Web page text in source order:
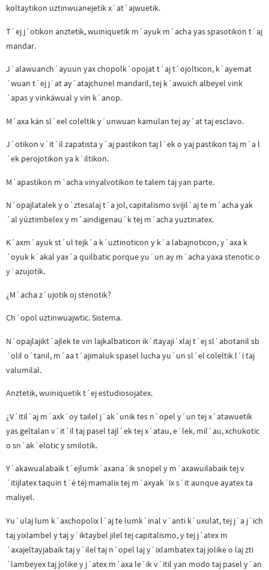
koltaytikon uztinwuanejetik x´at´ajwuetik.
T´ej j´otikon anztetik, wuiniquetik m´ayuk m´acha yas spasotikon t´aj
mandar.
J´alawuanch´ayuun yax chopolk´opojat t´aj t´ojolticon, k´ayemat
´wuan t´ej j´at ay´atajchunel mandaril, tej k´awuich albeyel vink
´apas y vinkáwual y vin k´anop.
M´axa kán sl´eel coleltik y´unwuan kamulan tej ay´at taj esclavo.
J´otikon v´it´il zapatista y´aj pastikon taj l´ek o yaj pastikon taj m´a l
´ek perojotikon ya k´iltikon.
M´apastikon m´acha vinyalvotikon te talem taj yan parte.
N´opajlatalek y o´ztesalaj t´a jol, capitalismo svijil´aj te m´acha yak
´al yúztimbelex y m´aindigenau´k tej m´acha yuztinatex.
K´axm´ayuk st´ul tejk´a k´uztinoticon y k´a labajnoticon, y´axa k
´oyuk k´akal yax´a quilbatic porque yu´un ay m´acha yaxa stenotic o
y´azujotik.
¿M´acha z´ujotik oj stenotik?
Ch´opol uztinwuajwtic. Sistema.
N´opajlajikt´ajlek te vin lajkalbaticon ik´itayaji´xlaj t´ej sl´abotanil sb
´olil o´tanil, m´aa t´ajimaluk spasel lucha yu´un sl´el coleltik l´í taj
valumilal.
Anztetik, wuiniquetik t´ej estudiosojatex.
¿V´itil´aj m´axk´oy tailel j´ak´unik tes n´opel y´un tej x´atawuetik
yas geltalan v´it´il taj pasel tajl´ek tej x´atau, e´lek, mil´au, xchukotic
o sn´ak´elotic y smilotik.
Y´akawualabaik t´ejlumk´axana´ik snopel y m´axawuilabaik tej v
´itijlatex taquin t´é téj mamalix tej m´axyak´ix s´it aunque ayatex ta
maliyel.
Yu´ulaj lum k´axchopolix l´aj te lumk´inal v´anti k´uxulat, tej j´a j´ich
taj yixlambel y taj y´iktaybel jilel tej capitalismo, y tej j´atex m
´axajeltayjabaik taj y´ilel taj n´opel laj y´ixlambatex taj jolike o laj zti
´lambeyex taj jolike y j´atex m´axa le´ik v´itil yan modo taj pasel y´an